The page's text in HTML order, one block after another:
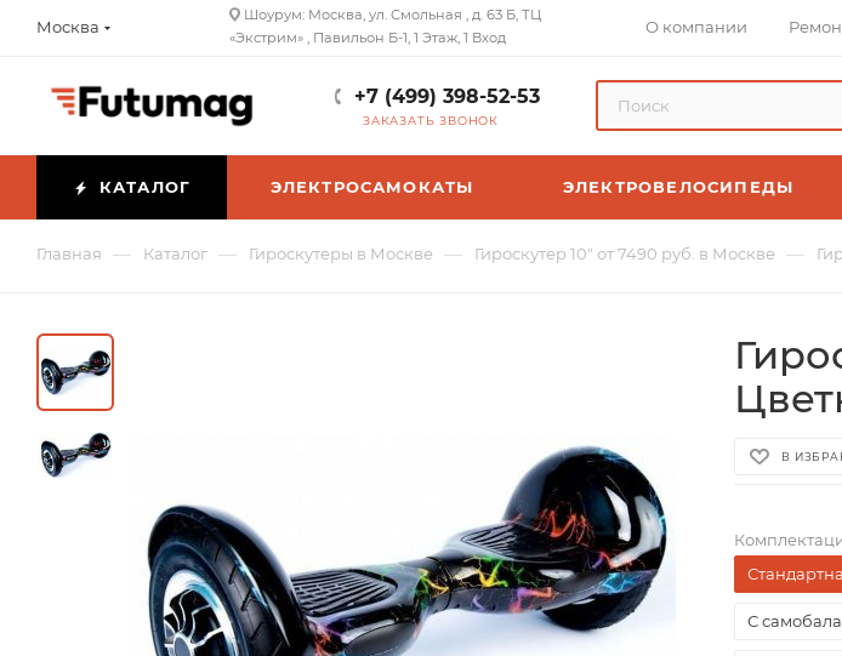
Москва
Шоурум: Москва, ул. Смольная , д. 63 Б, ТЦ
«Экстрим» , Павильон Б-1, 1 Этаж, 1 Вход
О компании
+7 (499) 398-52-53
ЗАКАЗАТЬ ЗВОНОК
КАТАЛОГ ЭЛЕКТРОСАМОКАТЫ ЭЛЕКТРОВЕЛОСИПЕДЫ
Главная — Каталог — Гироскутеры в Москве — Гироскутер 10" от 7490 руб. в Москве —
В
С